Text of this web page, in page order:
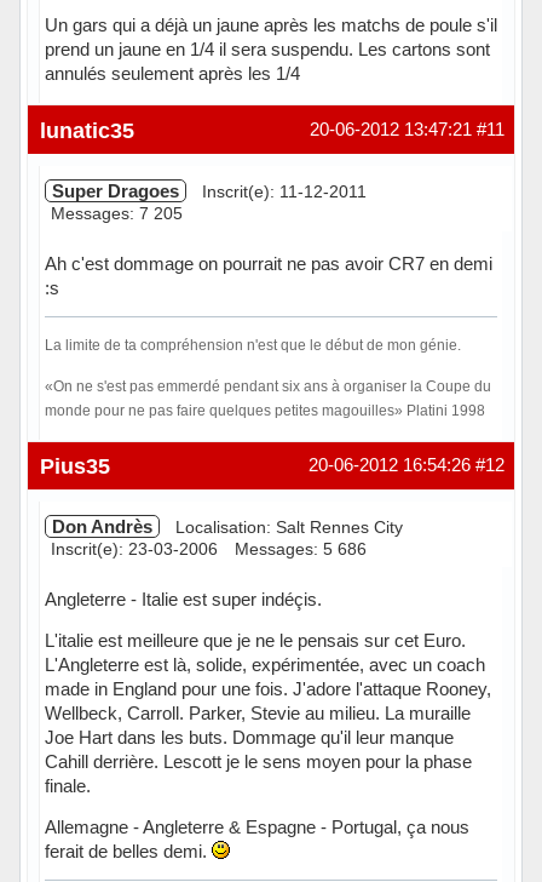
Un gars qui a déjà un jaune après les matchs de poule s'il
prend un jaune en 1/4 il sera suspendu. Les cartons sont
annulés seulement après les 1/4
Hors ligne #11
20-06-2012 13:47:21
lunatic35
Super Dragoes
Inscrit(e): 11-12-2011
Messages: 7 205
Ah c'est dommage on pourrait ne pas avoir CR7 en demi
:s
La limite de ta compréhension n'est que le début de mon génie.
«On ne s'est pas emmerdé pendant six ans à organiser la Coupe du
monde pour ne pas faire quelques petites magouilles» Platini 1998
Hors ligne #12
20-06-2012 16:54:26
Pius35
Don Andrès
Localisation: Salt Rennes City
Inscrit(e): 23-03-2006
Messages: 5 686
Angleterre - Italie est super indéçis.
L'italie est meilleure que je ne le pensais sur cet Euro.
L'Angleterre est là, solide, expérimentée, avec un coach
made in England pour une fois. J'adore l'attaque Rooney,
Wellbeck, Carroll. Parker, Stevie au milieu. La muraille
Joe Hart dans les buts. Dommage qu'il leur manque
Cahill derrière. Lescott je le sens moyen pour la phase
finale.
Allemagne - Angleterre & Espagne - Portugal, ça nous
ferait de belles demi.